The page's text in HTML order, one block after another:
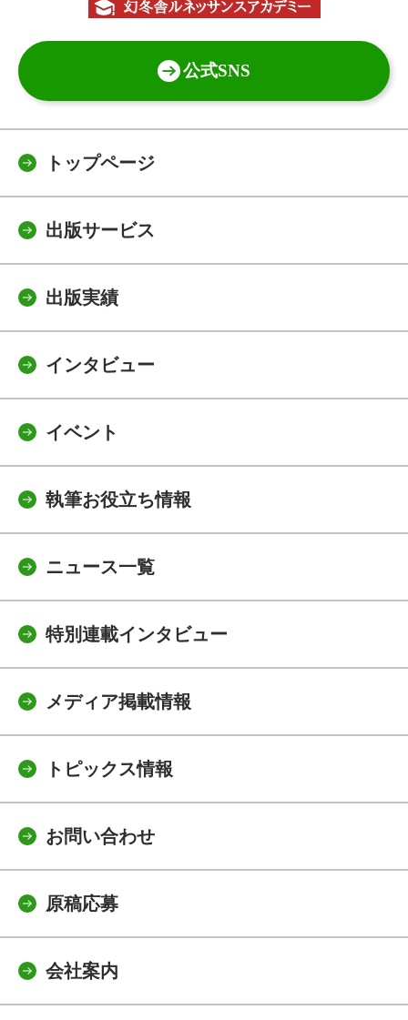
公式SNS
トップページ
出版サービス
出版実績
インタビュー
イベント
執筆お役立ち情報
ニュース一覧
特別連載インタビュー
メディア掲載情報
トピックス情報
お問い合わせ
原稿応募
会社案内